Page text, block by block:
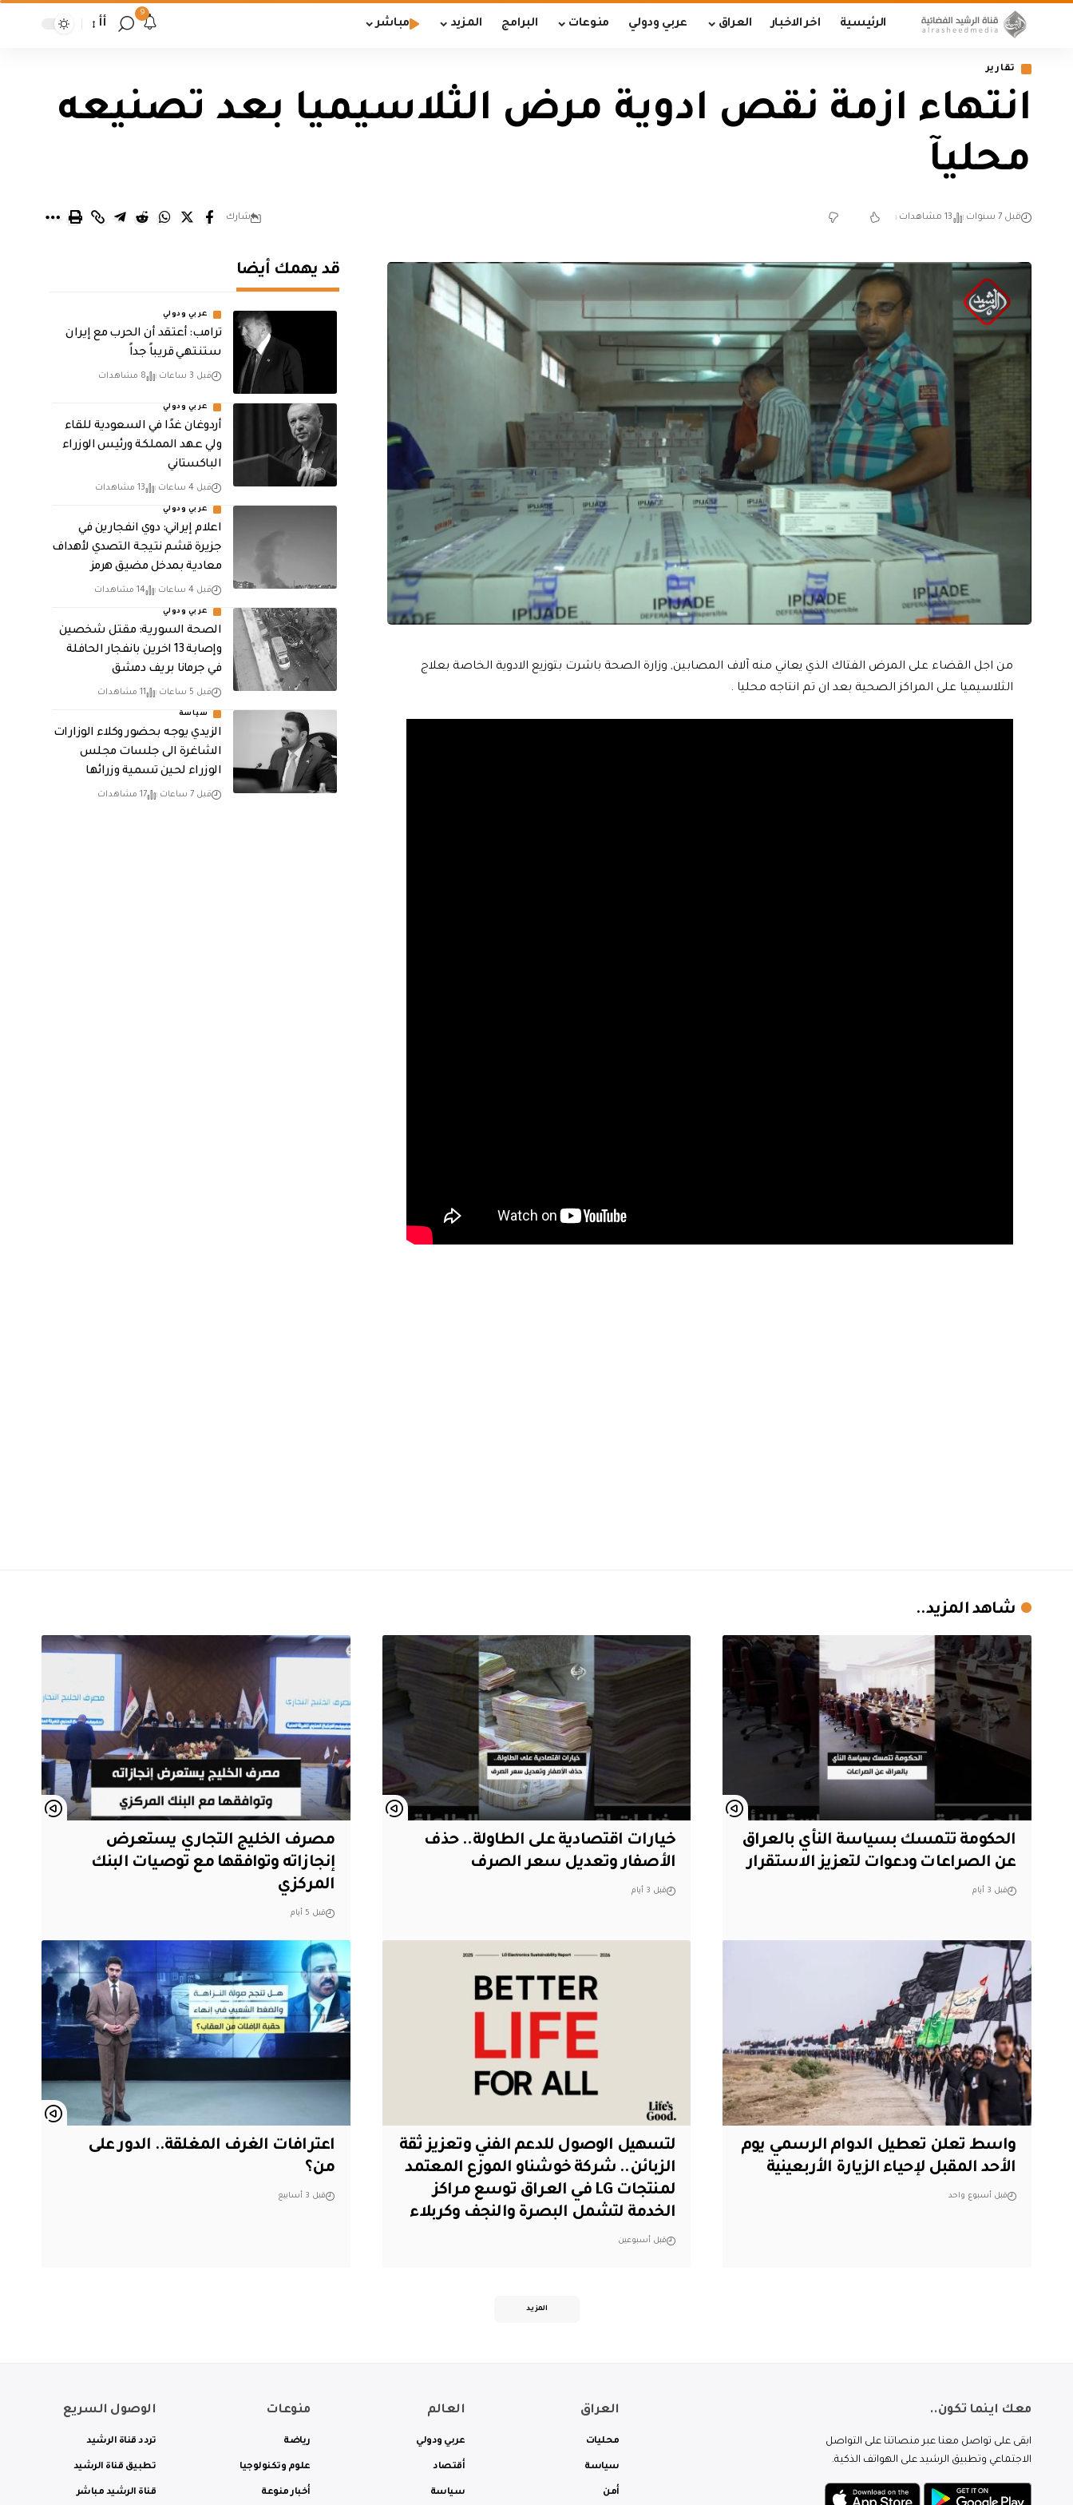
الرئيسية اخر الاخبار العراق عربي ودولي منوعات البرامج المزيد مباشر
9
أأ
تقارير
انتهاء ازمة نقص ادوية مرض الثلاسيميا بعد تصنيعه
محليآ
قبل 7 سنوات 13 مشاهدات شارك
من اجل القضاء على المرض الفتاك الذي يعاني منه آلاف المصابين, وزارة الصحة باشرت بتوزيع الادوية الخاصة بعلاج
الثلاسيميا على المراكز الصحية بعد ان تم انتاجه محليا .
قد يهمك أيضا
عربي ودولي
‏ترامب: أعتقد أن الحرب مع إيران
ستنتهي قريباً جداً
قبل 3 ساعات 8 مشاهدات
عربي ودولي
أردوغان غدًا في السعودية للقاء
ولي عهد المملكة ورئيس الوزراء
الباكستاني
قبل 4 ساعات 13 مشاهدات
عربي ودولي
اعلام إيراني: دوي انفجارين في
جزيرة قشم نتيجة التصدي لأهداف
معادية بمدخل مضيق هرمز
قبل 4 ساعات 14 مشاهدات
عربي ودولي
الصحة السورية: مقتل شخصين
وإصابة 13 اخرين بانفجار الحافلة
في جرمانا بريف دمشق
قبل 5 ساعات 11 مشاهدات
سياسة
الزيدي يوجه بحضور وكلاء الوزارات
الشاغرة الى جلسات مجلس
الوزراء لحين تسمية وزرائها
قبل 7 ساعات 17 مشاهدات
شاهد المزيد..
الحكومة تتمسك بسياسة النأي بالعراق
عن الصراعات ودعوات لتعزيز الاستقرار
قبل 3 أيام
خيارات اقتصادية على الطاولة.. حذف
الأصفار وتعديل سعر الصرف
قبل 3 أيام
مصرف الخليج التجاري يستعرض
إنجازاته وتوافقها مع توصيات البنك
المركزي
قبل 5 أيام
واسط تعلن تعطيل الدوام الرسمي يوم
الأحد المقبل لإحياء الزيارة الأربعينية
قبل أسبوع واحد
لتسهيل الوصول للدعم الفني وتعزيز ثقة
الزبائن.. شركة خوشناو الموزع المعتمد
لمنتجات LG في العراق توسع مراكز
الخدمة لتشمل البصرة والنجف وكربلاء
قبل أسبوعين
اعترافات الغرف المغلقة.. الدور على
من؟
قبل 3 أسابيع
المزيد
معك اينما تكون..
ابقى على تواصل معنا عبر منصاتنا على التواصل
الاجتماعي وتطبيق الرشيد على الهواتف الذكية.
العراق
محليات
سياسة
أمن
العالم
عربي ودولي
أقتصاد
سياسة
منوعات
رياضة
علوم وتكنولوجيا
أخبار منوعة
الوصول السريع
تردد قناة الرشيد
تطبيق قناة الرشيد
قناة الرشيد مباشر